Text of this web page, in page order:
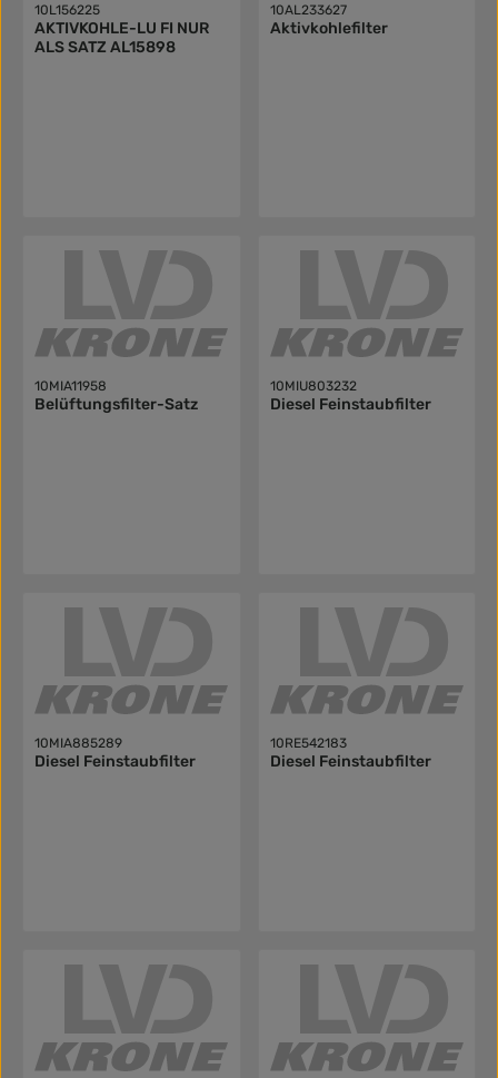
10L156225
AKTIVKOHLE-LU FI NUR
ALS SATZ AL15898
10AL233627
Aktivkohlefilter
10MIA11958
Belüftungsfilter-Satz
10MIU803232
Diesel Feinstaubfilter
10MIA885289
Diesel Feinstaubfilter
10RE542183
Diesel Feinstaubfilter